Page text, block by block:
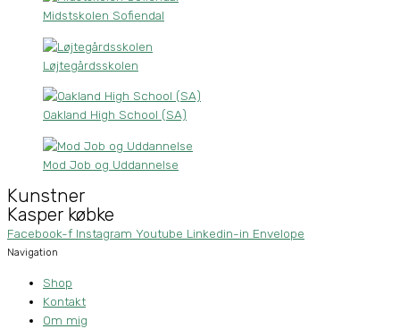
Midstskolen Sofiendal
Løjtegårdsskolen
Oakland High School (SA)
Mod Job og Uddannelse
Kunstner
Kasper købke
Facebook-f Instagram Youtube Linkedin-in Envelope
Navigation
Shop
Kontakt
Om mig